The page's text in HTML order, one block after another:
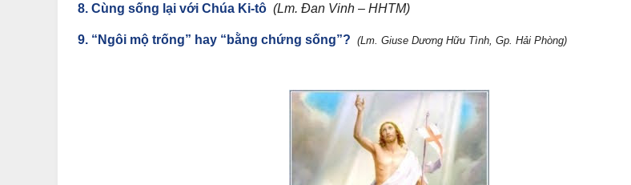
8. Cùng sống lại với Chúa Ki-tô (Lm. Đan Vinh – HHTM)
9. “Ngôi mộ trống” hay “bằng chứng sống”? (Lm. Giuse Dương Hữu Tình, Gp. Hải Phòng)